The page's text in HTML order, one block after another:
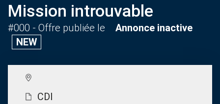
Mission introuvable
#000 - Offre publiée le
Annonce inactive
NEW
CDI